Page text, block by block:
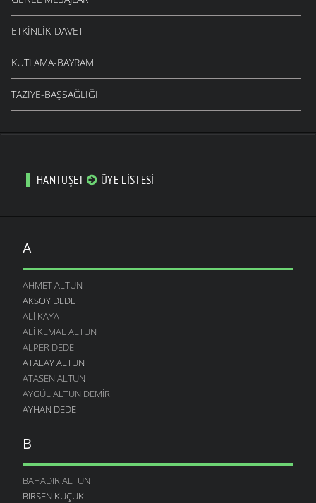
ETKINLIK-DAVET
KUTLAMA-BAYRAM
TAZIYE-BAŞSAĞLIĞI
HANTUŞET ÜYE LISTESI
A
AHMET ALTUN
AKSOY DEDE
ALI KAYA
ALI KEMAL ALTUN
ALPER DEDE
ATALAY ALTUN
ATASEN ALTUN
AYGÜL ALTUN DEMIR
AYHAN DEDE
B
BAHADIR ALTUN
BIRSEN KÜÇÜK